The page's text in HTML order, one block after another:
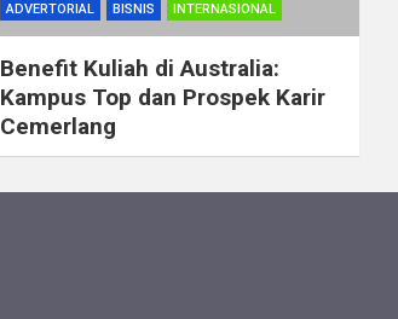
ADVERTORIAL BISNIS INTERNASIONAL
Benefit Kuliah di Australia:
Kampus Top dan Prospek Karir
Cemerlang